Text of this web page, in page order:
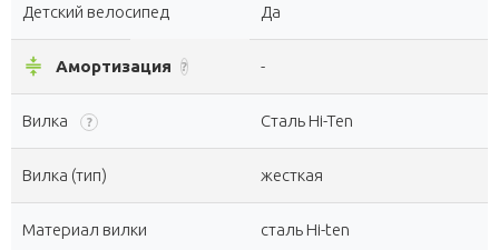
Детский велосипед Да
compress Амортизация ? -
Вилка ? Сталь Hi-Ten
Вилка (тип) жесткая
Материал вилки сталь Hi-ten